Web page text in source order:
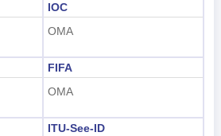
IOC
OMA
FIFA
OMA
ITU-See-ID